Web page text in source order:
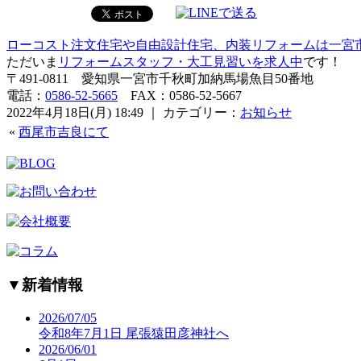
ローコスト注文住宅や自由設計住宅、内装リフォームは一宮
ただいま リフォームスタッフ・大工見習いを求人中です！
〒491-0811 愛知県一宮市千秋町加納馬場魚目50番地
電話： 0586-52-5665 FAX：0586-52-5667
2022年4月18日(月) 18:49 ｜ カテゴリー： お知らせ
« 西尾市吉良にて
▼新着情報
2026/07/05
令和8年7月1日 尾張猿田彦神社へ
2026/06/01